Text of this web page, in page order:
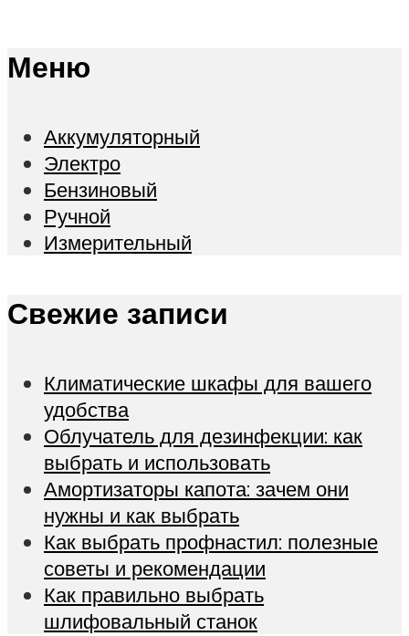
Меню
Аккумуляторный
Электро
Бензиновый
Ручной
Измерительный
Свежие записи
Климатические шкафы для вашего
удобства
Облучатель для дезинфекции: как
выбрать и использовать
Амортизаторы капота: зачем они
нужны и как выбрать
Как выбрать профнастил: полезные
советы и рекомендации
Как правильно выбрать
шлифовальный станок